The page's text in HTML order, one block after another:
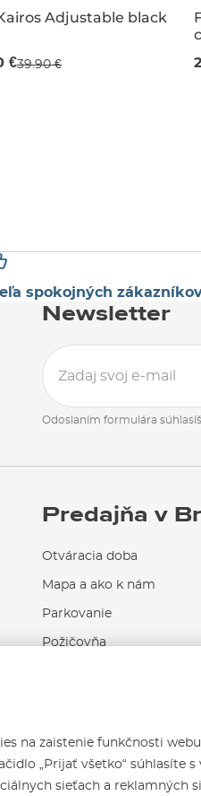
Adjustable black
€39.90 €
spokojných
Newsletter
Odoslaním formulára
Predajňa v
Otváracia doba
Mapa a ako k nám
Parkovanie
Požičovňa
na zaistenie funkčnosti
„Prijať všetko“ súhlasíte s
sieťach a reklamných